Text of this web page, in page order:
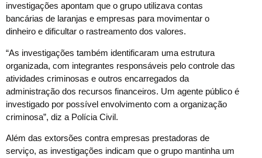
investigações apontam que o grupo utilizava contas
bancárias de laranjas e empresas para movimentar o
dinheiro e dificultar o rastreamento dos valores.
“As investigações também identificaram uma estrutura
organizada, com integrantes responsáveis pelo controle das
atividades criminosas e outros encarregados da
administração dos recursos financeiros. Um agente público é
investigado por possível envolvimento com a organização
criminosa”, diz a Polícia Civil.
Além das extorsões contra empresas prestadoras de
serviço, as investigações indicam que o grupo mantinha um